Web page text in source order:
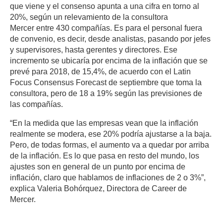
que viene y el consenso apunta a una cifra en torno al
20%, según un relevamiento de la consultora
Mercer entre 430 compañías. Es para el personal fuera
de convenio, es decir, desde analistas, pasando por jefes
y supervisores, hasta gerentes y directores. Ese
incremento se ubicaría por encima de la inflación que se
prevé para 2018, de 15,4%, de acuerdo con el Latin
Focus Consensus Forecast de septiembre que toma la
consultora, pero de 18 a 19% según las previsiones de
las compañías.
“En la medida que las empresas vean que la inflación
realmente se modera, ese 20% podría ajustarse a la baja.
Pero, de todas formas, el aumento va a quedar por arriba
de la inflación. Es lo que pasa en resto del mundo, los
ajustes son en general de un punto por encima de
inflación, claro que hablamos de inflaciones de 2 o 3%”,
explica Valeria Bohórquez, Directora de Career de
Mercer.